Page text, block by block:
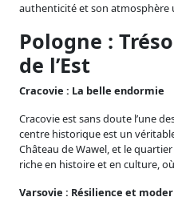
authenticité et son atmosphère
Pologne :
de l’Est
Cracovie : La belle endormie
Cracovie est sans doute l’une
centre historique est un
Château de Wawel, et le
riche en histoire et en culture,
Varsovie : Résilience et